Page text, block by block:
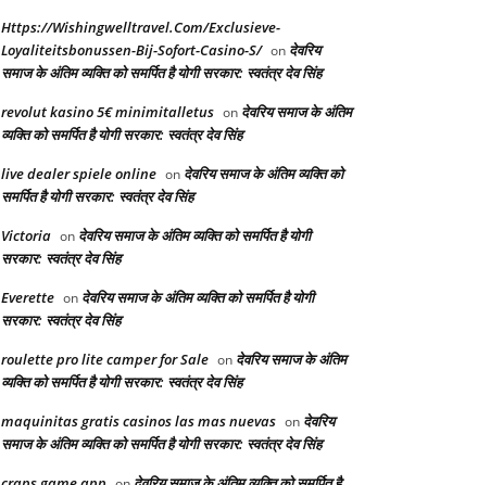
Https://Wishingwelltravel.Com/Exclusieve-
Loyaliteitsbonussen-Bij-Sofort-Casino-S/ on देवरिय
समाज के अंतिम व्यक्ति को समर्पित है योगी सरकार: स्वतंत्र देव सिंह
revolut kasino 5€ minimitalletus on देवरिय समाज के अंतिम
व्यक्ति को समर्पित है योगी सरकार: स्वतंत्र देव सिंह
live dealer spiele online on देवरिय समाज के अंतिम व्यक्ति को
समर्पित है योगी सरकार: स्वतंत्र देव सिंह
Victoria on देवरिय समाज के अंतिम व्यक्ति को समर्पित है योगी
सरकार: स्वतंत्र देव सिंह
Everette on देवरिय समाज के अंतिम व्यक्ति को समर्पित है योगी
सरकार: स्वतंत्र देव सिंह
roulette pro lite camper for Sale on देवरिय समाज के अंतिम
व्यक्ति को समर्पित है योगी सरकार: स्वतंत्र देव सिंह
maquinitas gratis casinos las mas nuevas on देवरिय
समाज के अंतिम व्यक्ति को समर्पित है योगी सरकार: स्वतंत्र देव सिंह